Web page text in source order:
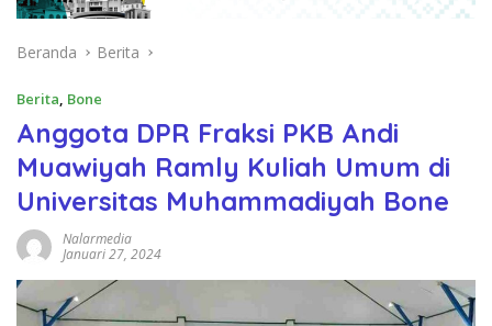
Beranda Berita
Berita, Bone
Anggota DPR Fraksi PKB Andi
Muawiyah Ramly Kuliah Umum di
Universitas Muhammadiyah Bone
Nalarmedia
Januari 27, 2024